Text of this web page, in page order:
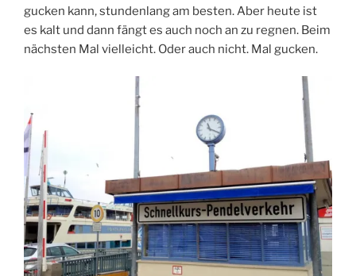
gucken kann, stundenlang am besten. Aber heute ist
es kalt und dann fängt es auch noch an zu regnen. Beim
nächsten Mal vielleicht. Oder auch nicht. Mal gucken.